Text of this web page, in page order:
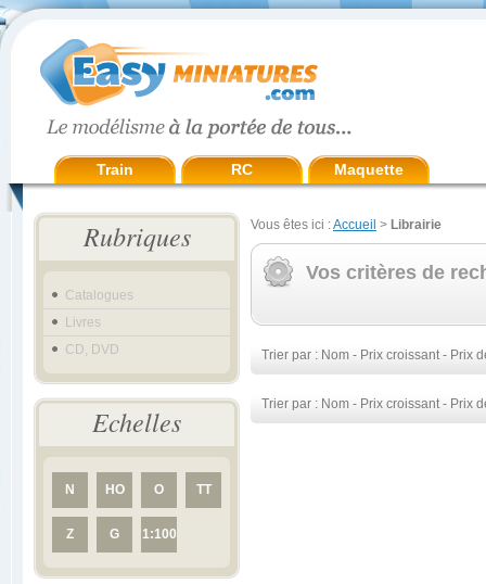
Train RC Maquette
Rubriques
Catalogues
Livres
CD, DVD
Echelles
N HO O TT
Z G 1:100
Vous êtes ici :Accueil > Librairie
Vos critères de
Trier par : Nom - Prix croissant- Prix
Trier par : Nom - Prix croissant- Prix